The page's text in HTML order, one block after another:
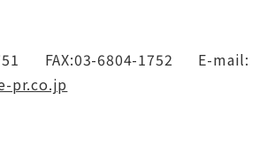
FAX:03-6804-1752 E-mail:
pr.co.jp